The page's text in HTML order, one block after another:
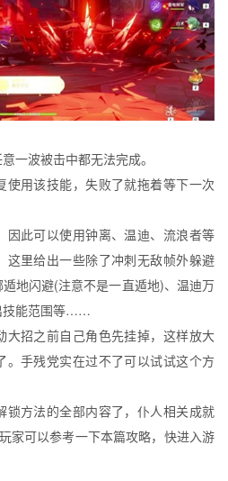
一波被击中都无法完成。
用该技能，失败了就拖着等下一次
此可以使用钟离、温迪、流浪者等
这里给出一些除了冲刺无敌帧外躲避
地闪避(注意不是一直遁地)、温迪万
技能范围等……
招之前自己角色先挂掉，这样放大
。手残党实在过不了可以试试这个方
锁方法的全部内容了，仆人相关成就
家可以参考一下本篇攻略，快进入游